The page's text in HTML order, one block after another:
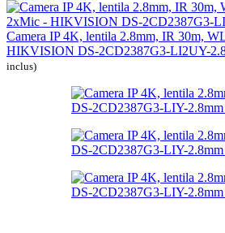
Camera IP 4K, lentila 2.8mm, IR 30m,
HIKVISION DS-2CD2387G3-LI2UY-
inclus)